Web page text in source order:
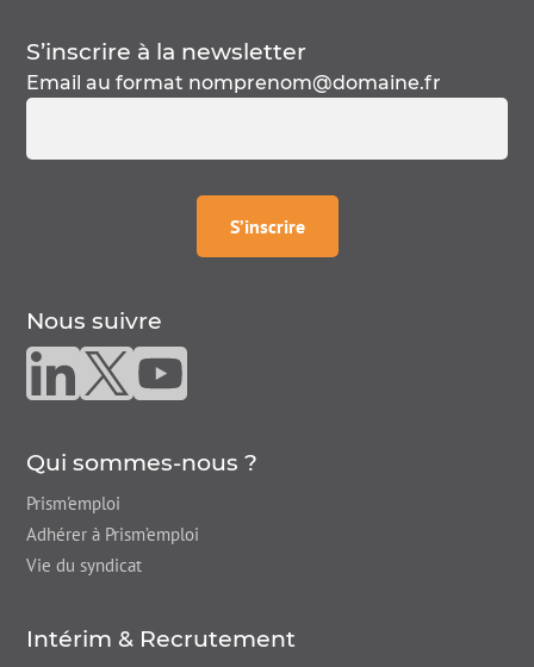
S’inscrire à la newsletter
Email au format nomprenom@domaine.fr
S’inscrire
à lanewsletter
Nous suivre
Nous suivre sur linkedin
Nous suivre sur twitter
Nous suivre sur youtube
Qui sommes-nous ?
Prism'emploi
Adhérer à Prism’emploi
Vie du syndicat
Intérim & Recrutement